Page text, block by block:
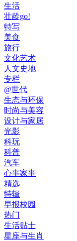
生活
壮龄go!
特写
美食
旅行
文化艺术
人文史地
专栏
@世代
生态与环保
时尚与美容
设计与家居
光影
科玩
科普
汽车
心事家事
精选
特辑
早报校园
热门
生活贴士
星座与生肖